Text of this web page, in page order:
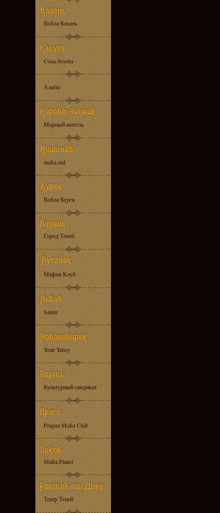
Вобла Казань
Cosa-Nostra
Алиби
Мирный житель
mafia.md
Вобла Курск
Город Теней
Мафия Клуб
Salute
Teatr Teney
Культурный синдикат
Prague Mafia Club
Mafia Planet
Театр Теней